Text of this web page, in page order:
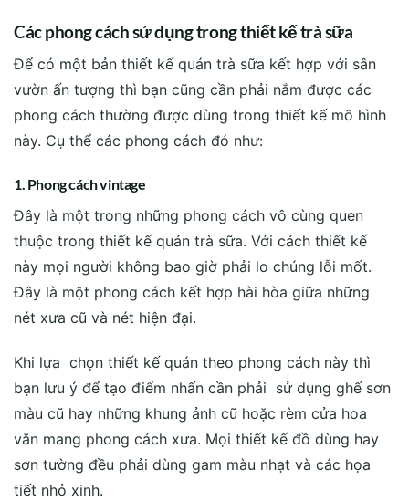
Các phong cách sử dụng trong thiết kế trà sữa
Để có một bản thiết kế quán trà sữa kết hợp với sân
vườn ấn tượng thì bạn cũng cần phải nắm được các
phong cách thường được dùng trong thiết kế mô hình
này. Cụ thể các phong cách đó như:
1. Phong cách vintage
Đây là một trong những phong cách vô cùng quen
thuộc trong thiết kế quán trà sữa. Với cách thiết kế
này mọi người không bao giờ phải lo chúng lỗi mốt.
Đây là một phong cách kết hợp hài hòa giữa những
nét xưa cũ và nét hiện đại.
Khi lựa chọn thiết kế quán theo phong cách này thì
bạn lưu ý để tạo điểm nhấn cần phải sử dụng ghế sơn
màu cũ hay những khung ảnh cũ hoặc rèm cửa hoa
văn mang phong cách xưa. Mọi thiết kế đồ dùng hay
sơn tường đều phải dùng gam màu nhạt và các họa
tiết nhỏ xinh.